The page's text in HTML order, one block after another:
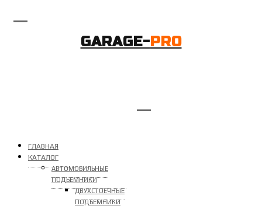
GARAGE-PRO
ГЛАВНАЯ
КАТАЛОГ
АВТОМОБИЛЬНЫЕ
ПОДЪЕМНИКИ
ДВУХСТОЕЧНЫЕ
ПОДЪЕМНИКИ